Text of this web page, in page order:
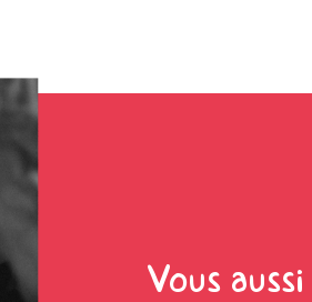
Vous